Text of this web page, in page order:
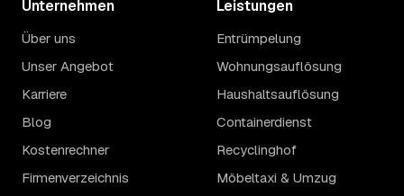
Unternehmen
Über uns
Unser Angebot
Karriere
Blog
Kostenrechner
Firmenverzeichnis
Leistungen
Entrümpelung
Wohnungsauflösung
Haushaltsauflösung
Containerdienst
Recyclinghof
Möbeltaxi & Umzug